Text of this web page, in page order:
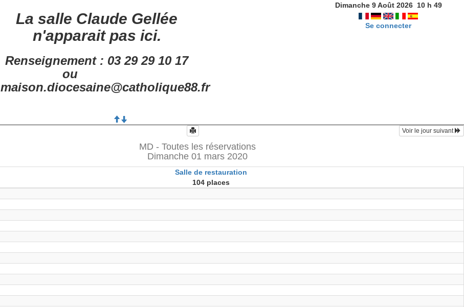
La salle Claude Gellée
n'apparait pas ici.
Renseignement : 03 29 29 10 17
ou
maison.diocesaine@catholique88.fr
Dimanche 9 Août 2026 10h 49
Se connecter
Salle de restauration
104 places
Voir le jour suivant
MD - Toutes les réservations
Dimanche 01 mars 2020